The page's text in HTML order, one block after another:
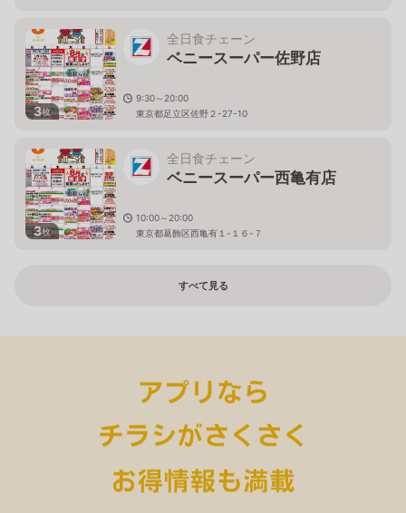
3枚
全日食チェーン
ベニースーパー佐野店
9:30～20:00
東京都足立区佐野２-27-10
3枚
全日食チェーン
ベニースーパー西亀有店
10:00～20:00
東京都葛飾区西亀有１-１６-７
すべて見る